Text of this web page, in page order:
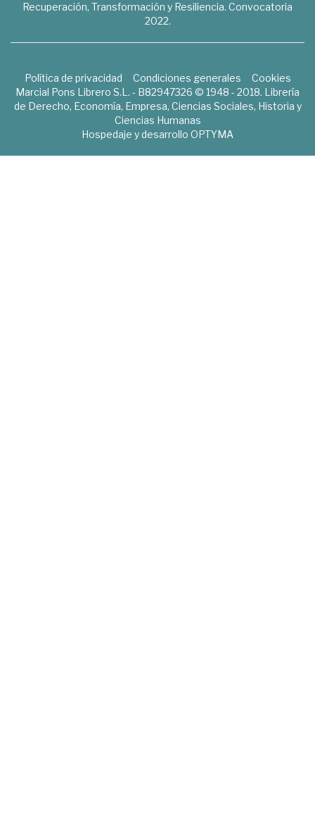
Recuperación, Transformación y Resiliencia. Convocatoria
2022.
Política de privacidad Condiciones generales
Cookies
Marcial Pons Librero S.L. - B82947326 © 1948 - 2018. Librería
de Derecho, Economía, Empresa, Ciencias Sociales, Historia y
Ciencias Humanas
Hospedaje y desarrollo OPTYMA